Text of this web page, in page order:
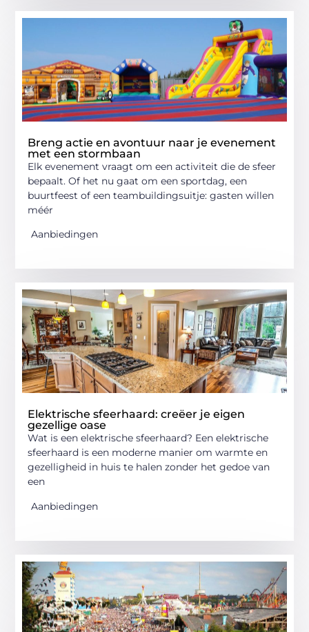
Breng actie en avontuur naar je evenement
met een stormbaan
Elk evenement vraagt om een activiteit die de sfeer
bepaalt. Of het nu gaat om een sportdag, een
buurtfeest of een teambuildingsuitje: gasten willen
méér
Aanbiedingen
Elektrische sfeerhaard: creëer je eigen
gezellige oase
Wat is een elektrische sfeerhaard? Een elektrische
sfeerhaard is een moderne manier om warmte en
gezelligheid in huis te halen zonder het gedoe van
een
Aanbiedingen